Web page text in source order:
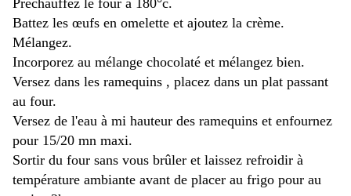
Préchauffez le four à 180°c.
Battez les œufs en omelette et ajoutez la crème.
Mélangez.
Incorporez au mélange chocolaté et mélangez bien.
Versez dans les ramequins , placez dans un plat passant
au four.
Versez de l'eau à mi hauteur des ramequins et enfournez
pour 15/20 mn maxi.
Sortir du four sans vous brûler et laissez refroidir à
température ambiante avant de placer au frigo pour au